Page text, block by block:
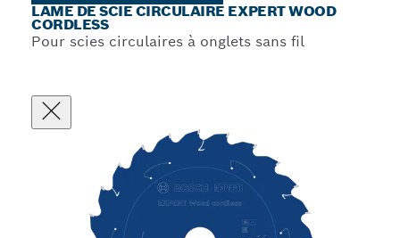
LAME DE SCIE CIRCULAIRE EXPERT WOOD
CORDLESS
Pour scies circulaires à onglets sans fil